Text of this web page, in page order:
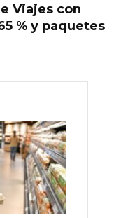
Viajes con
% y paquetes